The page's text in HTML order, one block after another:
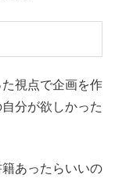
視点で企画を作
分が欲しかった
あったらいいの